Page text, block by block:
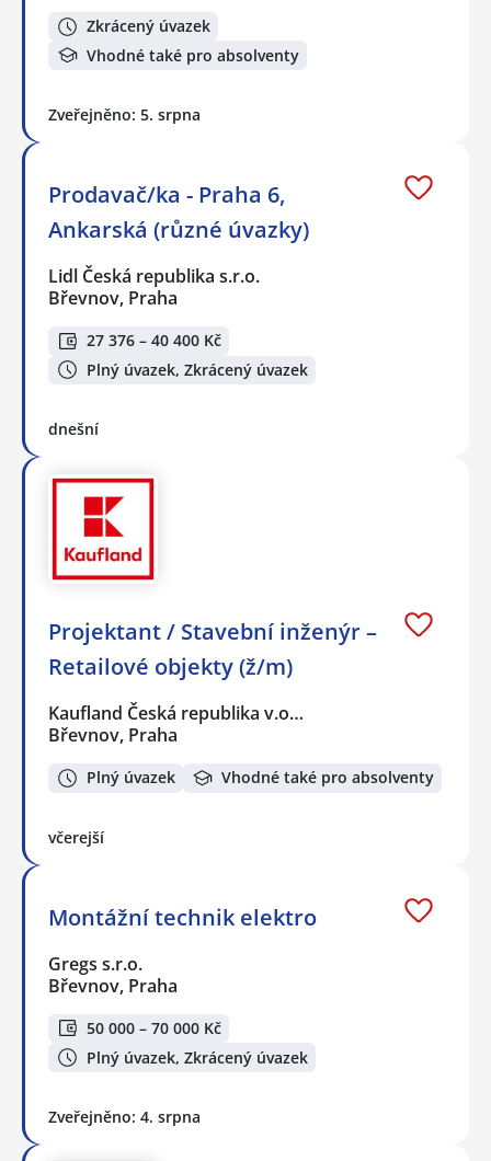
Zkrácený úvazek
Vhodné také pro absolventy
Zveřejněno: 5. srpna
Prodavač/ka - Praha 6,
Ankarská (různé úvazky)
Lidl Česká republika s.r.o.
Břevnov, Praha
27 376 – 40 400 Kč
Plný úvazek, Zkrácený úvazek
dnešní
Projektant / Stavební inženýr –
Retailové objekty (ž/m)
Kaufland Česká republika v.o…
Břevnov, Praha
Plný úvazek Vhodné také pro absolventy
včerejší
Montážní technik elektro
Gregs s.r.o.
Břevnov, Praha
50 000 – 70 000 Kč
Plný úvazek, Zkrácený úvazek
Zveřejněno: 4. srpna